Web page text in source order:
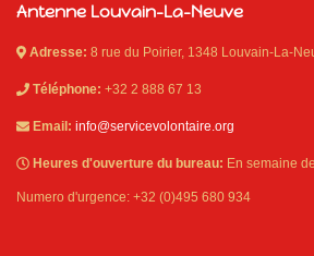
Antenne Louvain-La-Neuve
Adresse: 8 rue du Poirier, 1348 Louvain-La-
Téléphone: +32 2 888 67 13
Email: info@servicevolontaire.org
Heures d'ouverture du bureau: En semaine
Numero d'urgence: +32 (0)495 680 934